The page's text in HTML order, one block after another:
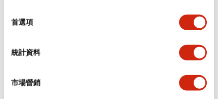
首選項
統計資料
市場營銷
環境規範